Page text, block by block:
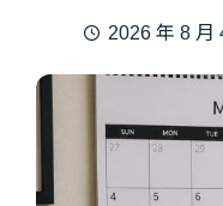
2026 年 8 月